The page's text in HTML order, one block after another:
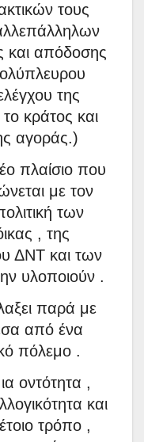
τους
και απόδοσης
της
κράτος και
αγοράς.)
πλαίσιο που
με τον
των
, της
ΔΝΤ και των
υλοποιούν .
παρά με
από ένα
πόλεμο .
οντότητα ,
και
τρόπο ,